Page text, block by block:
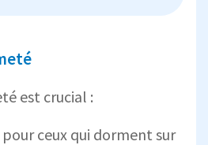
est crucial :
ceux qui dorment sur